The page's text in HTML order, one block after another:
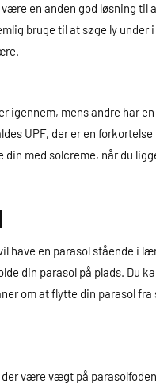
en anden god løsning til
bruge til at søge ly under
mens andre har
UPF, der er en
med solcreme, når du
have en parasol stående i
din parasol på plads. Du
om at flytte din parasol
være vægt på